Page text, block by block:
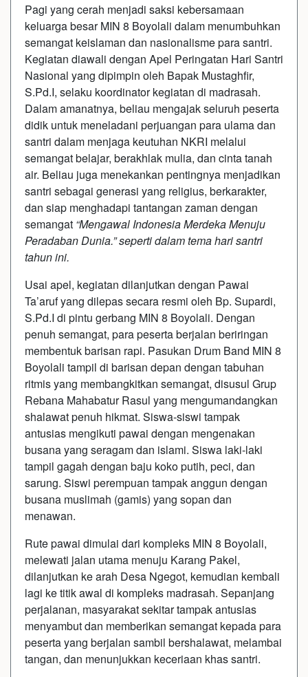
Pagi yang cerah menjadi saksi kebersamaan
keluarga besar MIN 8 Boyolali dalam menumbuhkan
semangat keislaman dan nasionalisme para santri.
Kegiatan diawali dengan Apel Peringatan Hari Santri
Nasional yang dipimpin oleh Bapak Mustaghfir,
S.Pd.I, selaku koordinator kegiatan di madrasah.
Dalam amanatnya, beliau mengajak seluruh peserta
didik untuk meneladani perjuangan para ulama dan
santri dalam menjaga keutuhan NKRI melalui
semangat belajar, berakhlak mulia, dan cinta tanah
air. Beliau juga menekankan pentingnya menjadikan
santri sebagai generasi yang religius, berkarakter,
dan siap menghadapi tantangan zaman dengan
semangat “Mengawal Indonesia Merdeka Menuju
Peradaban Dunia.”seperti dalam tema hari santri
tahun ini.
Usai apel, kegiatan dilanjutkan dengan Pawai
Ta’aruf yang dilepas secara resmi oleh Bp. Supardi,
S.Pd.I di pintu gerbang MIN 8 Boyolali. Dengan
penuh semangat, para peserta berjalan beriringan
membentuk barisan rapi. Pasukan Drum Band MIN 8
Boyolali tampil di barisan depan dengan tabuhan
ritmis yang membangkitkan semangat, disusul Grup
Rebana Mahabatur Rasul yang mengumandangkan
shalawat penuh hikmat. Siswa-siswi tampak
antusias mengikuti pawai dengan mengenakan
busana yang seragam dan islami. Siswa laki-laki
tampil gagah dengan baju koko putih, peci, dan
sarung. Siswi perempuan tampak anggun dengan
busana muslimah (gamis) yang sopan dan
menawan.
Rute pawai dimulai dari kompleks MIN 8 Boyolali,
melewati jalan utama menuju Karang Pakel,
dilanjutkan ke arah Desa Ngegot, kemudian kembali
lagi ke titik awal di kompleks madrasah. Sepanjang
perjalanan, masyarakat sekitar tampak antusias
menyambut dan memberikan semangat kepada para
peserta yang berjalan sambil bershalawat, melambai
tangan, dan menunjukkan keceriaan khas santri.